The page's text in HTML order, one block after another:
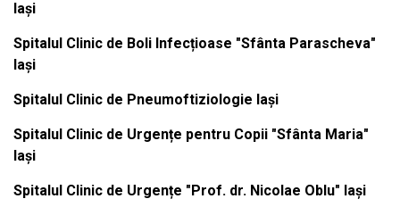
Iași
Spitalul Clinic de Boli Infecțioase "Sfânta Parascheva"
Iași
Spitalul Clinic de Pneumoftiziologie Iași
Spitalul Clinic de Urgențe pentru Copii "Sfânta Maria"
Iași
Spitalul Clinic de Urgențe "Prof. dr. Nicolae Oblu" Iași